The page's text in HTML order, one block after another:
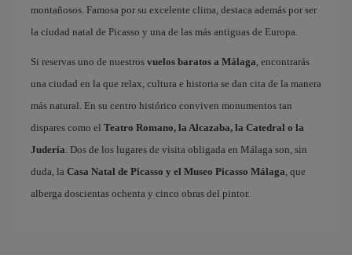
montañosos. Famosa por su excelente clima, destaca además por ser
la ciudad natal de Picasso y una de las más antiguas de Europa.
Si reservas uno de nuestros vuelos baratos a Málaga, encontrarás
una ciudad en la que relax, cultura e historia se dan cita de la manera
más natural. En su centro histórico conviven monumentos tan
dispares como el Teatro Romano, la Alcazaba, la Catedral o la
Judería. Dos de los lugares de visita obligada en Málaga son, sin
duda, la Casa Natal de Picasso y el Museo Picasso Málaga, que
alberga doscientas ochenta y cinco obras del pintor.